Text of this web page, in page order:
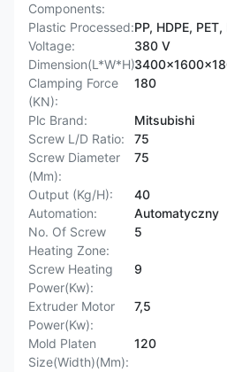
Components:
Plastic Processed:PP, HDPE,
Voltage:
380 V
Dimension(L*W*H):
Clamping Force
(KN):
180
Plc Brand:
Mitsubishi
Screw L/D Ratio:
75
Screw Diameter
(Mm):
75
Output (Kg/H):
40
Automation:
Automatyczny
No. Of Screw
Heating Zone:
5
Screw Heating
Power(Kw):
9
Extruder Motor
Power(Kw):
7,5
Mold Platen
Size(Width)(Mm):
120